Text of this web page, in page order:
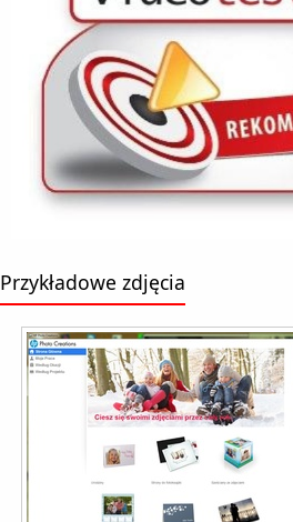
Przykładowe zdjęcia